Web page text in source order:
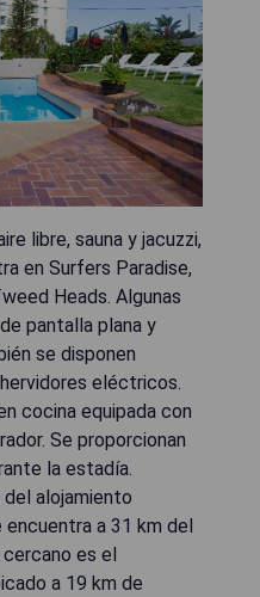
libre, sauna y jacuzzi,
en Surfers Paradise,
Heads. Algunas
pantalla plana y
se disponen
eléctricos.
cocina equipada con
Se proporcionan
la estadía.
alojamiento
a 31 km del
es el
a 19 km de